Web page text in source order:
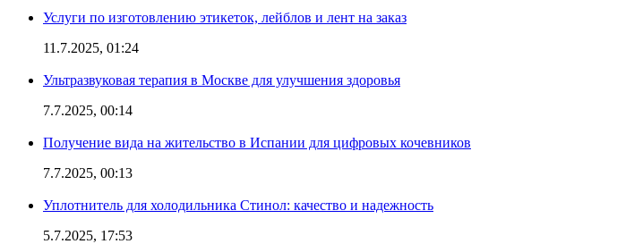
Услуги по изготовлению этикеток, лейблов и лент на заказ
11.7.2025, 01:24
Ультразвуковая терапия в Москве для улучшения здоровья
7.7.2025, 00:14
Получение вида на жительство в Испании для цифровых кочевников
7.7.2025, 00:13
Уплотнитель для холодильника Стинол: качество и надежность
5.7.2025, 17:53